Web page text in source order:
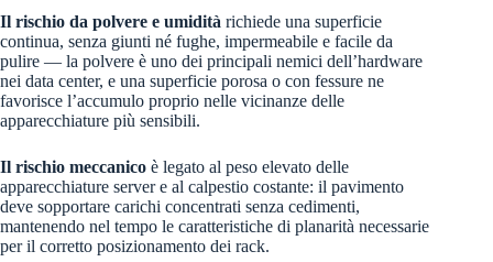
Il rischio da polvere e umidità richiede una superficie
continua, senza giunti né fughe, impermeabile e facile da
pulire — la polvere è uno dei principali nemici dell’hardware
nei data center, e una superficie porosa o con fessure ne
favorisce l’accumulo proprio nelle vicinanze delle
apparecchiature più sensibili.
Il rischio meccanico è legato al peso elevato delle
apparecchiature server e al calpestio costante: il pavimento
deve sopportare carichi concentrati senza cedimenti,
mantenendo nel tempo le caratteristiche di planarità necessarie
per il corretto posizionamento dei rack.